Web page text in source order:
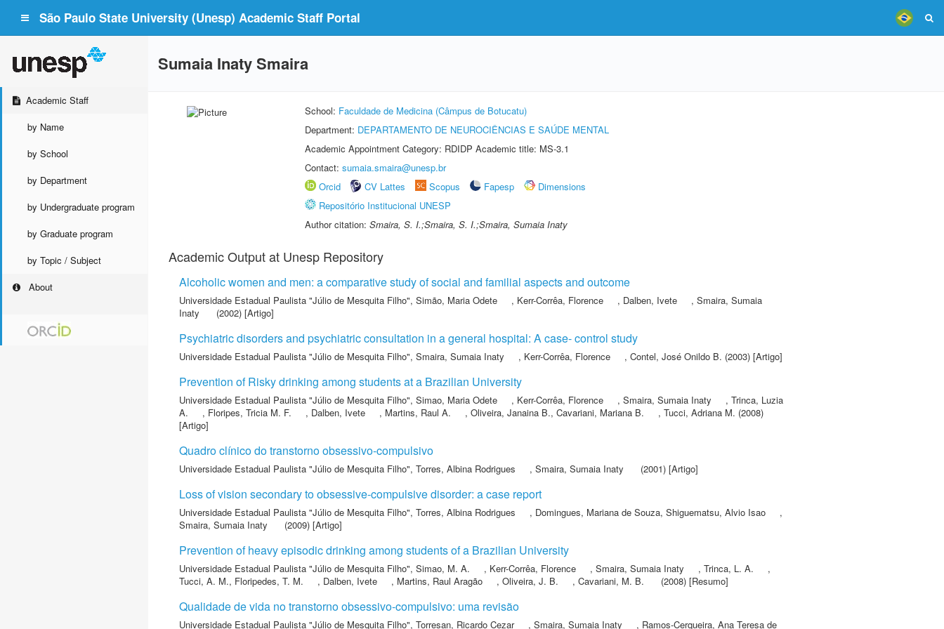
São Paulo State University (Unesp) Academic Staff Portal
Academic Staff
by Name
by School
by Department
by Undergraduate program
by Graduate program
by Topic / Subject
About
Sumaia Inaty Smaira
School: Faculdade de Medicina (Câmpus de Botucatu)
Department: DEPARTAMENTO DE NEUROCIÊNCIAS E SAÚDE MENTAL
Academic Appointment Category: RDIDP Academic title: MS-3.1
Contact: sumaia.smaira@unesp.br
Orcid
CV Lattes Scopus Fapesp
Dimensions
Repositório Institucional UNESP
Author citation: Smaira, S. I.;Smaira, S. I.;Smaira, Sumaia Inaty
Academic Output at Unesp Repository
Alcoholic women and men: a comparative study of social and familial aspects and outcome
Universidade Estadual Paulista "Júlio de Mesquita Filho", Simão, Maria Odete , Kerr-Corrêa, Florence , Dalben, Ivete , Smaira, Sumaia
Inaty
(2002) [Artigo]
Psychiatric disorders and psychiatric consultation in a general hospital: A case- control study
Universidade Estadual Paulista "Júlio de Mesquita Filho", Smaira, Sumaia Inaty , Kerr-Corrêa, Florence , Contel, José Onildo B. (2003) [Artigo]
Prevention of Risky drinking among students at a Brazilian University
Universidade Estadual Paulista "Júlio de Mesquita Filho", Simao, Maria Odete , Kerr-Corrêa, Florence , Smaira, Sumaia Inaty , Trinca, Luzia
A.
, Floripes, Tricia M. F. , Dalben, Ivete , Martins, Raul A. , Oliveira, Janaina B., Cavariani, Mariana B. , Tucci, Adriana M. (2008)
[Artigo]
Quadro clínico do transtorno obsessivo-compulsivo
Universidade Estadual Paulista "Júlio de Mesquita Filho", Torres, Albina Rodrigues , Smaira, Sumaia Inaty (2001) [Artigo]
Loss of vision secondary to obsessive-compulsive disorder: a case report
Universidade Estadual Paulista "Júlio de Mesquita Filho", Torres, Albina Rodrigues , Domingues, Mariana de Souza, Shiguematsu, Alvio Isao
,
Smaira, Sumaia Inaty
(2009) [Artigo]
Prevention of heavy episodic drinking among students of a Brazilian University
Universidade Estadual Paulista "Júlio de Mesquita Filho", Simao, M. A. , Kerr-Corrêa, Florence , Smaira, Sumaia Inaty , Trinca, L. A.
,
Tucci, A. M., Floripedes, T. M. , Dalben, Ivete , Martins, Raul Aragão , Oliveira, J. B. , Cavariani, M. B. (2008) [Resumo]
Qualidade de vida no transtorno obsessivo-compulsivo: uma revisão
Universidade Estadual Paulista "Júlio de Mesquita Filho", Torresan, Ricardo Cezar , Smaira, Sumaia Inaty , Ramos-Cerqueira, Ana Teresa de